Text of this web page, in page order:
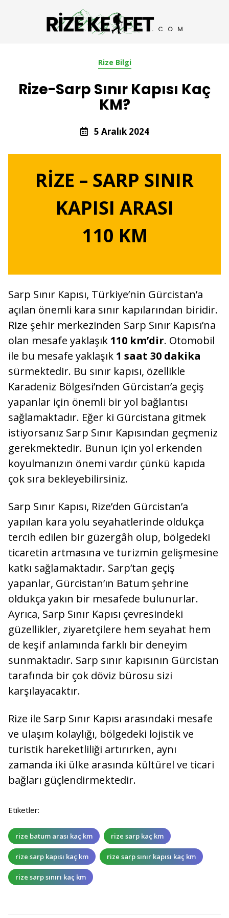
Rize Bilgi
Rize-Sarp Sınır Kapısı Kaç
KM?
5 Aralık 2024
RİZE – SARP SINIR
KAPISI ARASI
110 KM
Sarp Sınır Kapısı, Türkiye’nin Gürcistan’a
açılan önemli kara sınır kapılarından biridir.
Rize şehir merkezinden Sarp Sınır Kapısı’na
olan mesafe yaklaşık 110 km’dir. Otomobil
ile bu mesafe yaklaşık 1 saat 30 dakika
sürmektedir. Bu sınır kapısı, özellikle
Karadeniz Bölgesi’nden Gürcistan’a geçiş
yapanlar için önemli bir yol bağlantısı
sağlamaktadır. Eğer ki Gürcistana gitmek
istiyorsanız Sarp Sınır Kapısından geçmeniz
gerekmektedir. Bunun için yol erkenden
koyulmanızın önemi vardır çünkü kapıda
çok sıra bekleyebilirsiniz.
Sarp Sınır Kapısı, Rize’den Gürcistan’a
yapılan kara yolu seyahatlerinde oldukça
tercih edilen bir güzergâh olup, bölgedeki
ticaretin artmasına ve turizmin gelişmesine
katkı sağlamaktadır. Sarp’tan geçiş
yapanlar, Gürcistan’ın Batum şehrine
oldukça yakın bir mesafede bulunurlar.
Ayrıca, Sarp Sınır Kapısı çevresindeki
güzellikler, ziyaretçilere hem seyahat hem
de keşif anlamında farklı bir deneyim
sunmaktadır. Sarp sınır kapısının Gürcistan
tarafında bir çok döviz bürosu sizi
karşılayacaktır.
Rize ile Sarp Sınır Kapısı arasındaki mesafe
ve ulaşım kolaylığı, bölgedeki lojistik ve
turistik hareketliliği artırırken, aynı
zamanda iki ülke arasında kültürel ve ticari
bağları güçlendirmektedir.
Etiketler:
rize batum arası kaç km rize sarp kaç km
rize sarp kapısı kaç km rize sarp sınır kapısı kaç km
rize sarp sınırı kaç km